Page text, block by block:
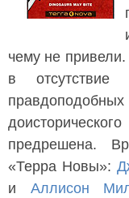
чему не привели.
в
предрешена.
«Терра Новы»:
и Аллисон